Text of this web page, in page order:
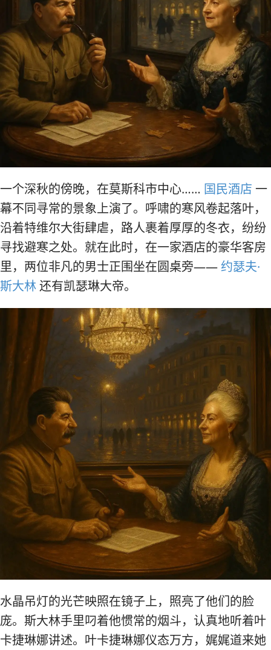
一个深秋的傍晚，在莫斯科市中心…… 国民酒店 一
幕不同寻常的景象上演了。呼啸的寒风卷起落叶，
沿着特维尔大街肆虐，路人裹着厚厚的冬衣，纷纷
寻找避寒之处。就在此时，在一家酒店的豪华客房
里，两位非凡的男士正围坐在圆桌旁——约瑟夫·
斯大林还有凯瑟琳大帝。
水晶吊灯的光芒映照在镜子上，照亮了他们的脸
庞。斯大林手里叼着他惯常的烟斗，认真地听着叶
卡捷琳娜讲述。叶卡捷琳娜仪态万方，娓娓道来她